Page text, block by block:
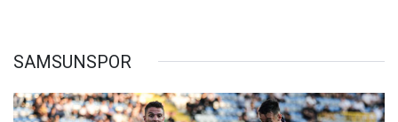
SAMSUNSPOR